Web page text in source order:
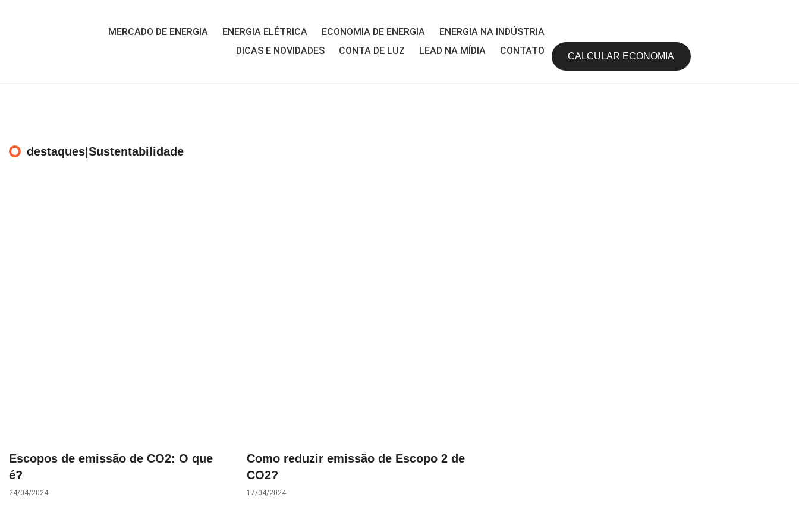
MERCADO DE ENERGIA ENERGIA ELÉTRICA ECONOMIA DE ENERGIA
ENERGIA NA INDÚSTRIA
DICAS E NOVIDADES
CONTA DE LUZ LEAD NA MÍDIA CONTATO CALCULAR ECONOMIA
destaques|Sustentabilidade
Escopos de emissão de CO2: O que
é?
24/04/2024
Como reduzir emissão de Escopo 2 de
CO2?
17/04/2024